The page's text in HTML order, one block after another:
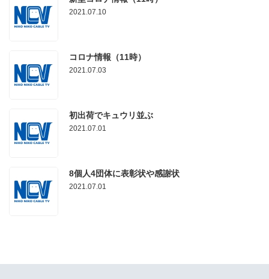
2021.07.10
コロナ情報（11時）
2021.07.03
初出荷でキュウリ並ぶ
2021.07.01
8個人4団体に表彰状や感謝状
2021.07.01